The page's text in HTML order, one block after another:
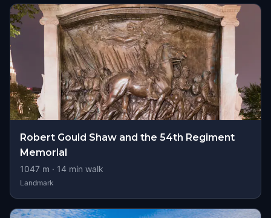
Robert Gould Shaw and the 54th Regiment
Memorial
1047 m · 14 min walk
Landmark